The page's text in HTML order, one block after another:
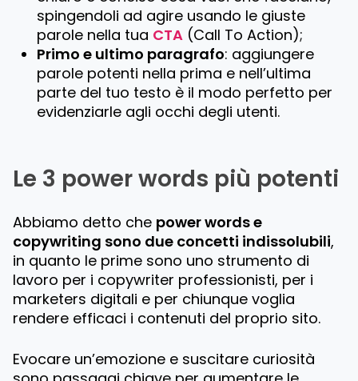
spingendoli ad agire usando le giuste
parole nella tua CTA (Call To Action);
Primo e ultimo paragrafo: aggiungere
parole potenti nella prima e nell’ultima
parte del tuo testo è il modo perfetto per
evidenziarle agli occhi degli utenti.
Le 3 power words più potenti
Abbiamo detto che power words e
copywriting sono due concetti indissolubili,
in quanto le prime sono uno strumento di
lavoro per i copywriter professionisti, per i
marketers digitali e per chiunque voglia
rendere efficaci i contenuti del proprio sito.
Evocare un’emozione e suscitare curiosità